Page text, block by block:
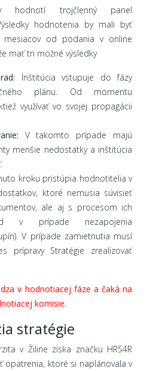
hodnotí trojčlenný panel
hodnotenia by mali byť
od podania v online
mať tri možné výsledky
Inštitúcia vstupuje do fázy
plánu. Od momentu
využívať vo svojej propagácii
V takomto prípade majú
menšie nedostatky a inštitúcia
kroku pristúpia hodnotitelia v
ktoré nemusia súvisieť
ale aj s procesom ich
v prípade nezapojenia
V prípade zamietnutia musí
prípravy Stratégie zrealizovať
v hodnotiacej fáze a čaká na
komisie.
stratégie
v Žiline získa značku HRS4R
opatrenia, ktoré si naplánovala v